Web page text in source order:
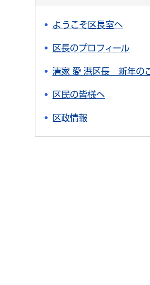
ようこそ区長室へ
区長のプロフィール
清家 愛 港区長 新年の
区民の皆様へ
区政情報